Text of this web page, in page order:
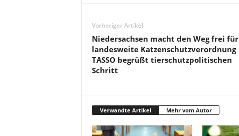
Vorheriger Artikel
Niedersachsen macht den Weg frei für
landesweite Katzenschutzverordnung
TASSO begrüßt tierschutzpolitischen
Schritt
Verwandte Artikel Mehr vom Autor